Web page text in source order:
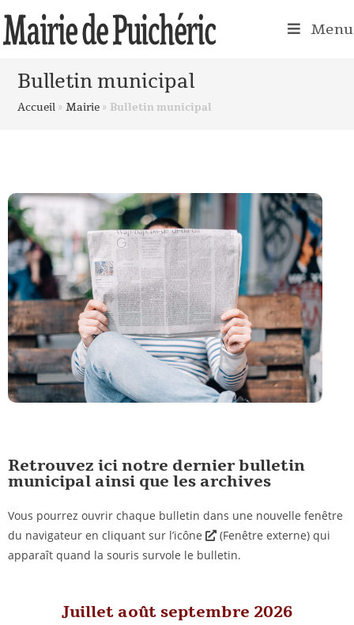
Menu
Bulletin municipal
Accueil »Mairie » Bulletin municipal
Retrouvez ici notre dernier bulletin
municipal ainsi que les archives
Vous pourrez ouvrir chaque bulletin dans une nouvelle fenêtre
du navigateur en cliquant sur l’icône
(Fenêtre externe) qui
apparaît quand la souris survole le bulletin.
Juillet août septembre 2026